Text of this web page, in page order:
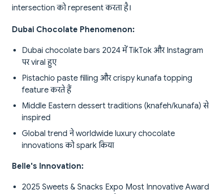
intersection को represent करता है।
Dubai Chocolate Phenomenon:
Dubai chocolate bars 2024 में TikTok और Instagram
पर viral हुए
Pistachio paste filling और crispy kunafa topping
feature करते हैं
Middle Eastern dessert traditions (knafeh/kunafa) से
inspired
Global trend ने worldwide luxury chocolate
innovations को spark किया
Belle's Innovation:
2025 Sweets & Snacks Expo Most Innovative Award